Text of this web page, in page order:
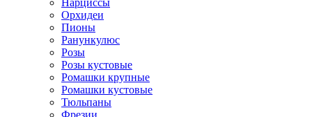
Нарциссы
Орхидеи
Пионы
Ранункулюс
Розы
Розы кустовые
Ромашки крупные
Ромашки кустовые
Тюльпаны